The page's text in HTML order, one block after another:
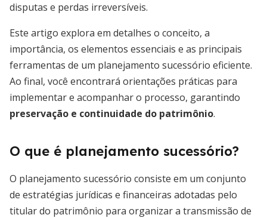
disputas e perdas irreversíveis.
Este artigo explora em detalhes o conceito, a
importância, os elementos essenciais e as principais
ferramentas de um planejamento sucessório eficiente.
Ao final, você encontrará orientações práticas para
implementar e acompanhar o processo, garantindo
preservação e continuidade do patrimônio.
O que é planejamento sucessório?
O planejamento sucessório consiste em um conjunto
de estratégias jurídicas e financeiras adotadas pelo
titular do patrimônio para organizar a transmissão de